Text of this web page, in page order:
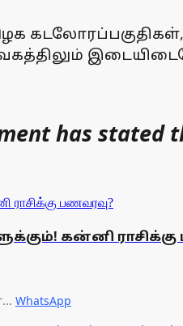
has
கன்னி
WhatsApp